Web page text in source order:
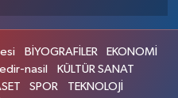
BİYOGRAFİLER
EKONOMİ
nasil
KÜLTÜR SANAT
SPOR
TEKNOLOJİ